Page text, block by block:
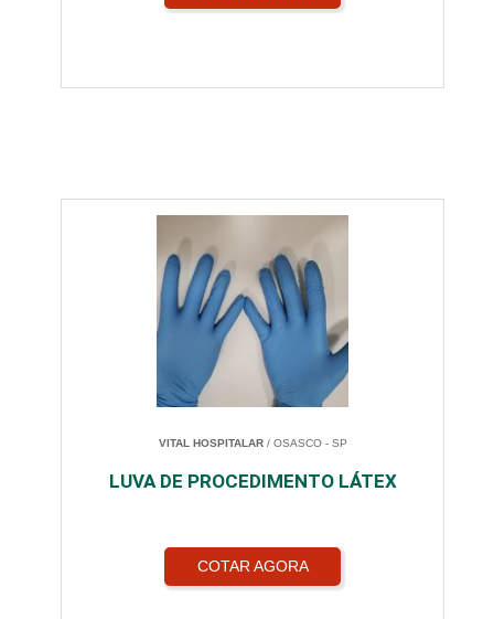
VITAL HOSPITALAR/ OSASCO - SP
LUVA DE PROCEDIMENTO LÁTEX
COTAR AGORA